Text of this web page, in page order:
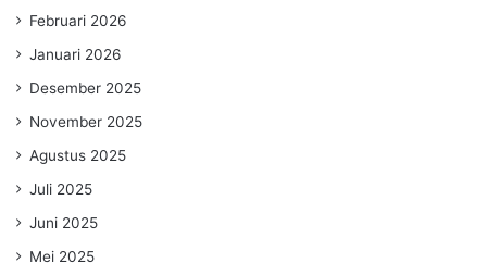
Februari 2026
Januari 2026
Desember 2025
November 2025
Agustus 2025
Juli 2025
Juni 2025
Mei 2025